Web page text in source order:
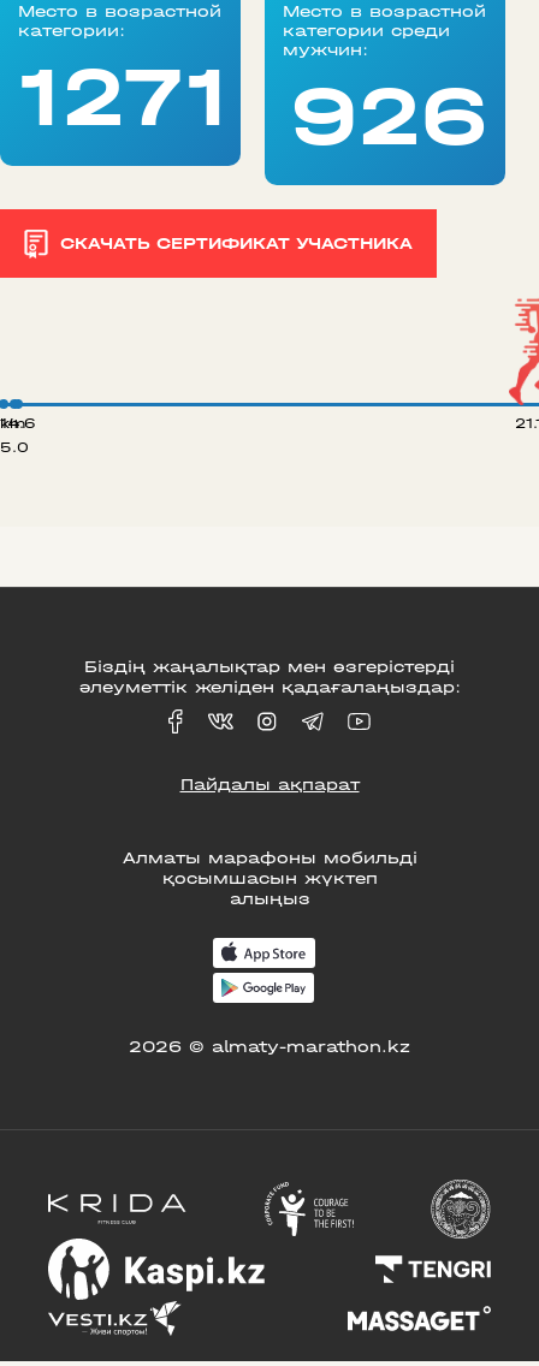
Место в возрастной
категории:
1271
Место в возрастной
категории среди
мужчин:
926
СКАЧАТЬ СЕРТИФИКАТ УЧАСТНИКА
5.0
14.6
Алматы марафоны мобильді
қосымшасын жүктеп
алыңыз
2026 © almaty-marathon.kz
Біздің жаңалықтар мен өзгерістерді
әлеуметтік желіден қадағалаңыздар:
Пайдалы ақпарат